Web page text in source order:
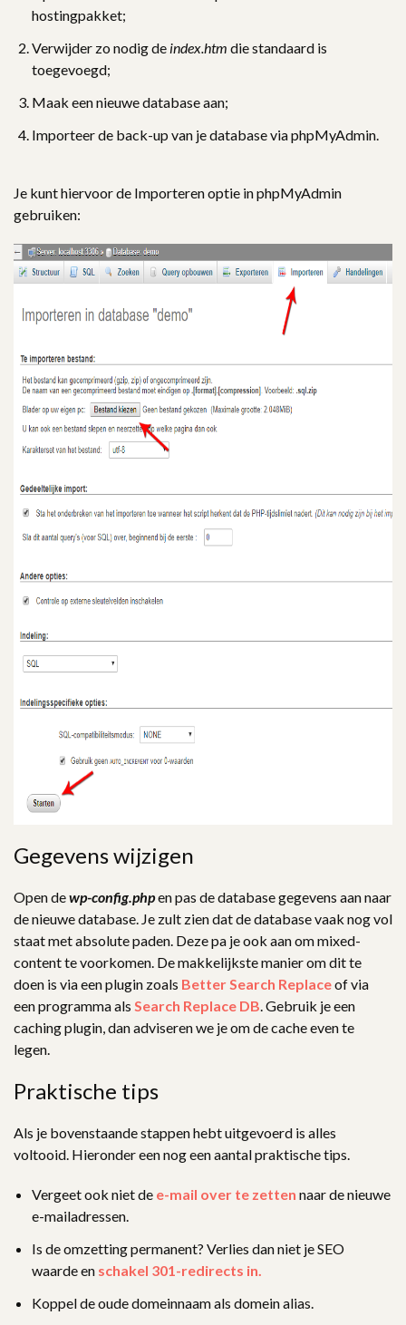
hostingpakket;
Verwijder zo nodig de index.htm die standaard is
toegevoegd;
Maak een nieuwe database aan;
Importeer de back-up van je database via phpMyAdmin.
Je kunt hiervoor de Importeren optie in phpMyAdmin
gebruiken:
Gegevens wijzigen
Open dewp-config.phpen pas de database gegevens aan naar
de nieuwe database. Je zult zien dat de database vaak nog vol
staat met absolute paden. Deze pa je ook aan om mixed-
content te voorkomen. De makkelijkste manier om dit te
doen is via een plugin zoals Better Search Replaceof via
een programma als Search Replace DB . Gebruik je een
caching plugin, dan adviseren we je om de cache even te
legen.
Praktische tips
Als je bovenstaande stappen hebt uitgevoerd is alles
voltooid. Hieronder een nog een aantal praktische tips.
Vergeet ook niet de e-mail over te zetten naar de nieuwe
e-mailadressen.
Is de omzetting permanent? Verlies dan niet je SEO
waarde en schakel 301-redirects in.
Koppel de oude domeinnaam als domein alias.